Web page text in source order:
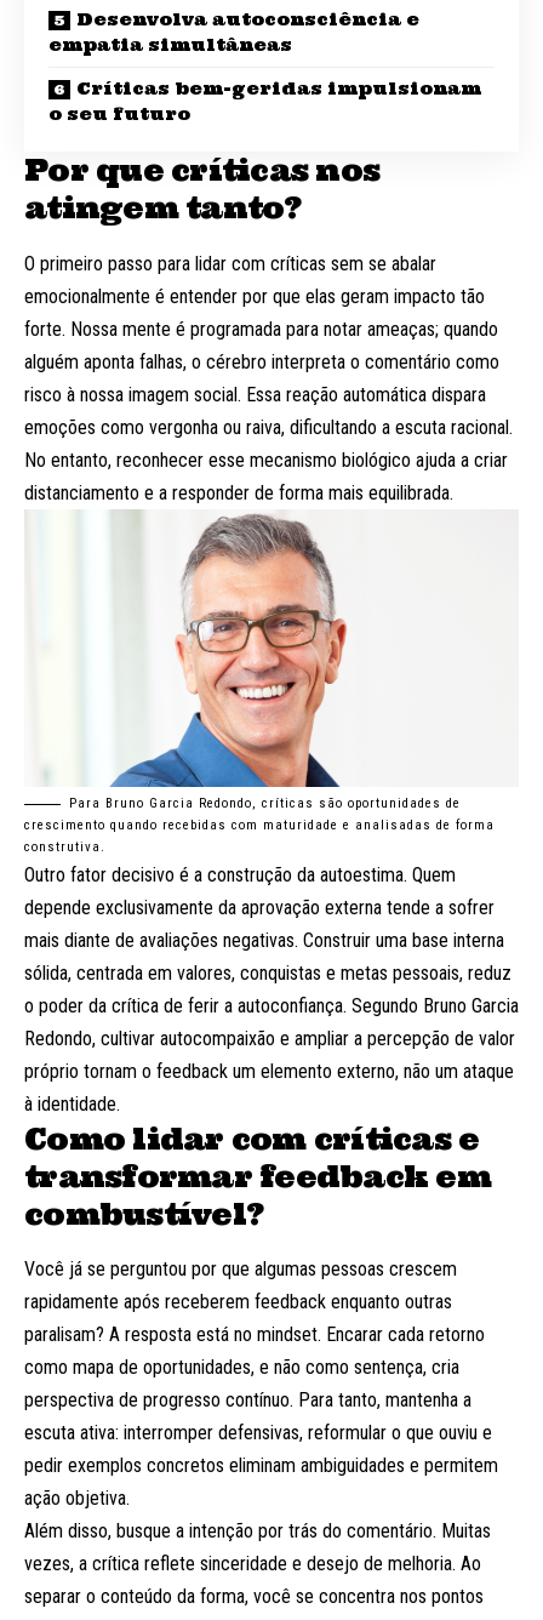
Desenvolva autoconsciência e
empatia simultâneas
Críticas bem-geridas impulsionam
o seu futuro
Por que críticas nos
atingem tanto?
O primeiro passo para lidar com críticas sem se abalar
emocionalmente é entender por que elas geram impacto tão
forte. Nossa mente é programada para notar ameaças; quando
alguém aponta falhas, o cérebro interpreta o comentário como
risco à nossa imagem social. Essa reação automática dispara
emoções como vergonha ou raiva, dificultando a escuta racional.
No entanto, reconhecer esse mecanismo biológico ajuda a criar
distanciamento e a responder de forma mais equilibrada.
Para Bruno Garcia Redondo, críticas são oportunidades de
crescimento quando recebidas com maturidade e analisadas de forma
construtiva.
Outro fator decisivo é a construção da autoestima. Quem
depende exclusivamente da aprovação externa tende a sofrer
mais diante de avaliações negativas. Construir uma base interna
sólida, centrada em valores, conquistas e metas pessoais, reduz
o poder da crítica de ferir a autoconfiança. Segundo Bruno Garcia
Redondo, cultivar autocompaixão e ampliar a percepção de valor
próprio tornam o feedback um elemento externo, não um ataque
à identidade.
Como lidar com críticas e
transformar feedback em
combustível?
Você já se perguntou por que algumas pessoas crescem
rapidamente após receberem feedback enquanto outras
paralisam? A resposta está no mindset. Encarar cada retorno
como mapa de oportunidades, e não como sentença, cria
perspectiva de progresso contínuo. Para tanto, mantenha a
escuta ativa: interromper defensivas, reformular o que ouviu e
pedir exemplos concretos eliminam ambiguidades e permitem
ação objetiva.
Além disso, busque a intenção por trás do comentário. Muitas
vezes, a crítica reflete sinceridade e desejo de melhoria. Ao
separar o conteúdo da forma, você se concentra nos pontos